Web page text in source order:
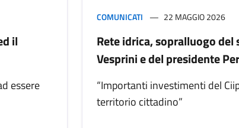
il
essere
COMUNICATI 22 MAGGIO 2026
Rete idrica, sopralluogo del
Vesprini e del presidente
“Importanti investimenti del
territorio cittadino”